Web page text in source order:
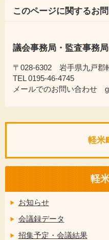
このページに関するお
議会事務局・監査事務局
〒028-6302 岩手県九戸郡
TEL 0195-46-4745
メールでのお問い合わせ
軽米
軽
お知らせ
会議録データ
招集予定・会議結果